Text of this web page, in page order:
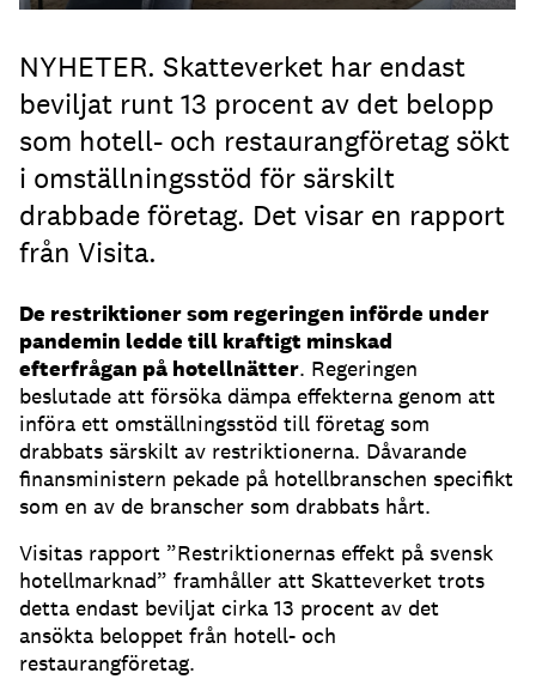
NYHETER. Skatteverket har endast
beviljat runt 13 procent av det belopp
som hotell- och restaurangföretag sökt
i omställningsstöd för särskilt
drabbade företag. Det visar en rapport
från Visita.
De restriktioner som regeringen införde under
pandemin ledde till kraftigt minskad
efterfrågan på hotellnätter. Regeringen
beslutade att försöka dämpa effekterna genom att
införa ett omställningsstöd till företag som
drabbats särskilt av restriktionerna. Dåvarande
finansministern pekade på hotellbranschen specifikt
som en av de branscher som drabbats hårt.
Visitas rapport ”Restriktionernas effekt på svensk
hotellmarknad” framhåller att Skatteverket trots
detta endast beviljat cirka 13 procent av det
ansökta beloppet från hotell- och
restaurangföretag.